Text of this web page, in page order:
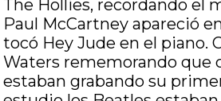
The Hollies, recordando el
Paul McCartney apareció
tocó Hey Jude en el piano.
Waters rememorando que
estaban grabando su